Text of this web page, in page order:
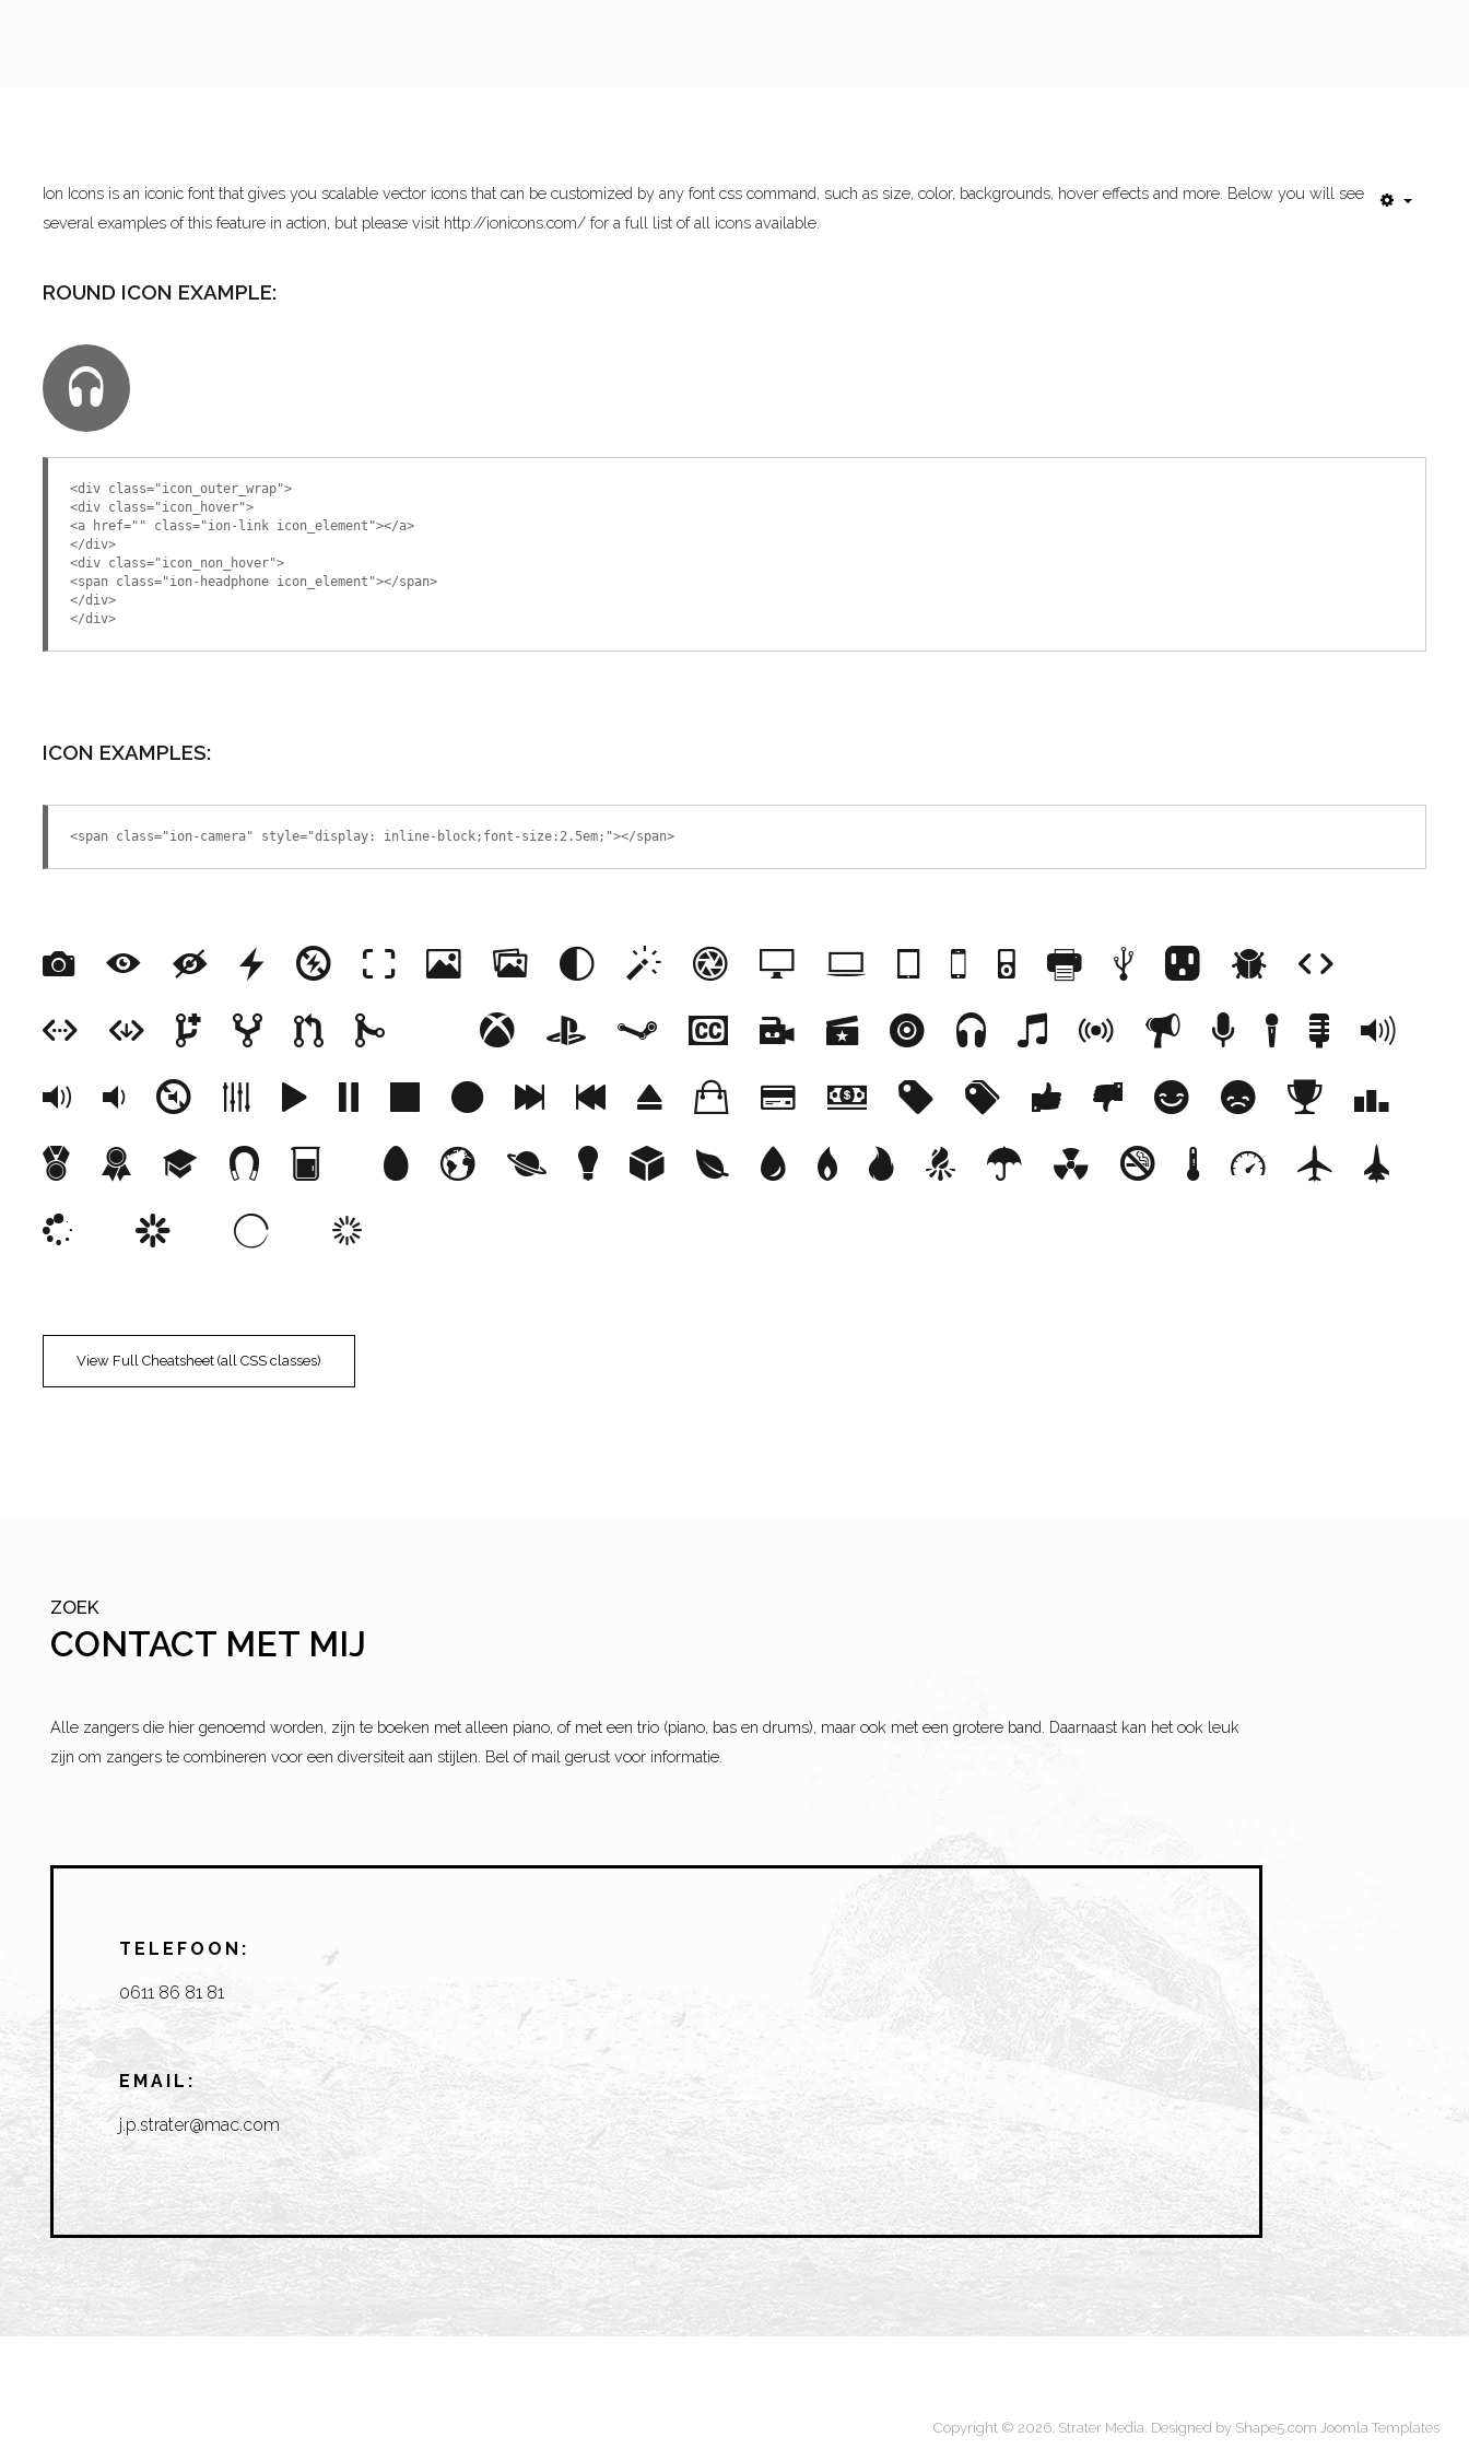
Tutorials
Photo Blog
Aanmelden diner 16-09-2017
Ion Icons is an iconic font that gives you scalable vector icons that can be customized by any font css command, such as size, color, backgrounds, hover effects and more. Below you will see
several examples of this feature in action, but please visit http://ionicons.com/for a full list of all icons available.
ROUND ICON EXAMPLE:
<div class="icon_outer_wrap">
<div class="icon_hover">
<a href="" class="ion-link icon_element"></a>
</div>
<div class="icon_non_hover">
<span class="ion-headphone icon_element"></span>
</div>
</div>
ICON EXAMPLES:
<span class="ion-camera" style="display: inline-block;font-size:2.5em;"></span>
View Full Cheatsheet (all CSS classes)
ZOEK
CONTACT MET MIJ
Alle zangers die hier genoemd worden, zijn te boeken met alleen piano, of met een trio (piano, bas en drums), maar ook met een grotere band. Daarnaast kan het ook leuk
zijn om zangers te combineren voor een diversiteit aan stijlen. Bel of mail gerust voor informatie.
TELEFOON:
0611 86 81 81
EMAIL:
j.p.strater@mac.com
Copyright © 2026. Strater Media. Designed by Shape5.comJoomla Templates